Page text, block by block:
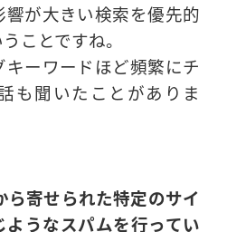
が大きい検索を優先的
ことですね。
ーワードほど頻繁にチ
も聞いたことがありま
寄せられた特定のサイ
ようなスパムを行ってい